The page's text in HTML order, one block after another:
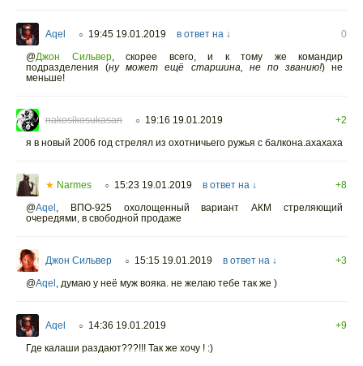
Aqel ○ 19:45 19.01.2019 в ответ на ↓
0
@Джон Сильвер,
скорее всего, и к тому же командир
подразделения (ну может ещё старшина, не по званию!) не
меньше!
nakosikosukasan ○ 19:16 19.01.2019
+2
я в новый 2006 год стрелял из охотничьего ружья с балкона.ахахаха
★ Narmes ○ 15:23 19.01.2019 в ответ на ↓
+8
@Aqel
ВПО-925 охолощенный вариант АКМ стреляющий
очередями, в свободной продаже
Джон Сильвер ○ 15:15 19.01.2019 в ответ на ↓
+3
@Aqel думаю у неё муж вояка. не желаю тебе так же )
Aqel ○ 14:36 19.01.2019
+9
Где калаши раздают???!!! Так же хочу ! :)